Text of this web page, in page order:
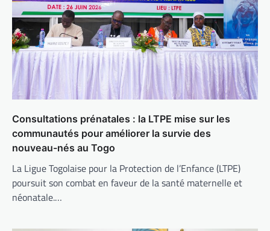
Consultations prénatales : la LTPE mise sur les
communautés pour améliorer la survie des
nouveau-nés au Togo
La Ligue Togolaise pour la Protection de l’Enfance (LTPE)
poursuit son combat en faveur de la santé maternelle et
néonatale.…